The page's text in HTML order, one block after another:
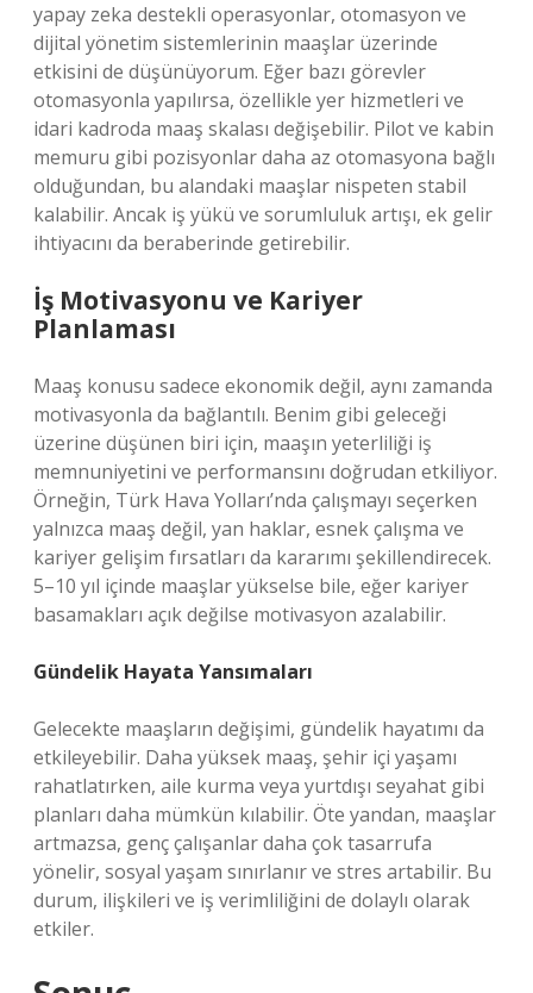
yapay zeka destekli operasyonlar, otomasyon ve
dijital yönetim sistemlerinin maaşlar üzerinde
etkisini de düşünüyorum. Eğer bazı görevler
otomasyonla yapılırsa, özellikle yer hizmetleri ve
idari kadroda maaş skalası değişebilir. Pilot ve kabin
memuru gibi pozisyonlar daha az otomasyona bağlı
olduğundan, bu alandaki maaşlar nispeten stabil
kalabilir. Ancak iş yükü ve sorumluluk artışı, ek gelir
ihtiyacını da beraberinde getirebilir.
İş Motivasyonu ve Kariyer
Planlaması
Maaş konusu sadece ekonomik değil, aynı zamanda
motivasyonla da bağlantılı. Benim gibi geleceği
üzerine düşünen biri için, maaşın yeterliliği iş
memnuniyetini ve performansını doğrudan etkiliyor.
Örneğin, Türk Hava Yolları’nda çalışmayı seçerken
yalnızca maaş değil, yan haklar, esnek çalışma ve
kariyer gelişim fırsatları da kararımı şekillendirecek.
5–10 yıl içinde maaşlar yükselse bile, eğer kariyer
basamakları açık değilse motivasyon azalabilir.
Gündelik Hayata Yansımaları
Gelecekte maaşların değişimi, gündelik hayatımı da
etkileyebilir. Daha yüksek maaş, şehir içi yaşamı
rahatlatırken, aile kurma veya yurtdışı seyahat gibi
planları daha mümkün kılabilir. Öte yandan, maaşlar
artmazsa, genç çalışanlar daha çok tasarrufa
yönelir, sosyal yaşam sınırlanır ve stres artabilir. Bu
durum, ilişkileri ve iş verimliliğini de dolaylı olarak
etkiler.